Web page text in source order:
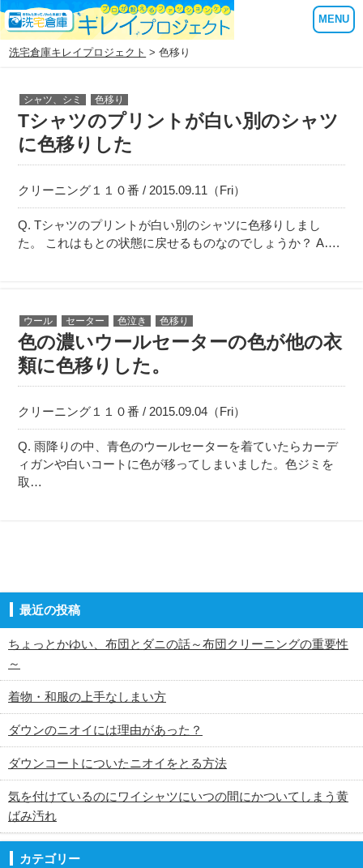
MENU
洗宅倉庫キレイプロジェクト > 色移り
シャツ、シミ 色移り
Tシャツのプリントが白い別のシャツ
に色移りした
クリーニング１１０番 / 2015.09.11（Fri）
Q. Tシャツのプリントが白い別のシャツに色移りしまし
た。 これはもとの状態に戻せるものなのでしょうか？ A….
ウール セーター 色泣き 色移り
色の濃いウールセーターの色が他の衣
類に色移りした。
クリーニング１１０番 / 2015.09.04（Fri）
Q. 雨降りの中、青色のウールセーターを着ていたらカーデ
ィガンや白いコートに色が移ってしまいました。色ジミを
取…
最近の投稿
ちょっとかゆい、布団とダニの話～布団クリーニングの重要性
～
着物・和服の上手なしまい方
ダウンのニオイには理由があった？
ダウンコートについたニオイをとる方法
気を付けているのにワイシャツにいつの間にかついてしまう黄
ばみ汚れ
カテゴリー